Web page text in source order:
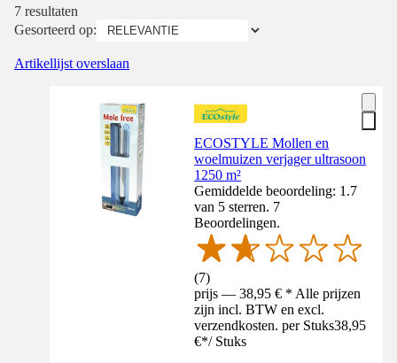
7 resultaten
Gesorteerd op:
Artikellijst overslaan
ECOSTYLE Mollen en
woelmuizen verjager ultrasoon
1250 m²
Gemiddelde beoordeling: 1.7
van 5 sterren. 7
Beoordelingen.
(7)
prijs — 38,95 € * Alle prijzen
zijn incl. BTW en excl.
verzendkosten. per Stuks38,95
€*/ Stuks